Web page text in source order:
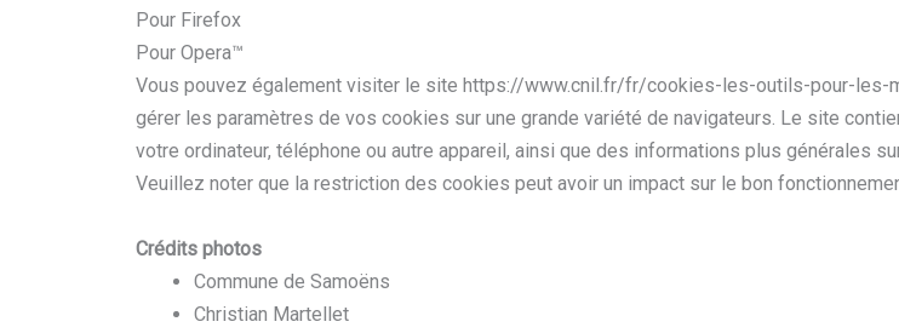
Pour Firefox
Pour Opera™
Vous pouvez également visiter le site https://www.cnil.fr/fr/cookies-les-outils-pour-les-
gérer les paramètres de vos cookies sur une grande variété de navigateurs. Le site
votre ordinateur, téléphone ou autre appareil, ainsi que des informations plus générales
Veuillez noter que la restriction des cookies peut avoir un impact sur le bon
Crédits photos
Commune de Samoëns
Christian Martellet